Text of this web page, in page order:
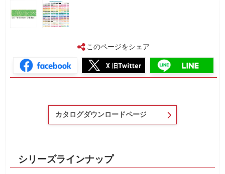
このページをシェア
カタログダウンロードページ
シリーズラインナップ